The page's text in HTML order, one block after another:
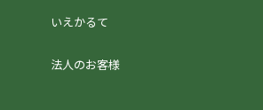
いえかるて
法人のお客様